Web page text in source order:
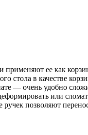
применяют ее как
стола в качестве
— очень удобно
или
позволяют